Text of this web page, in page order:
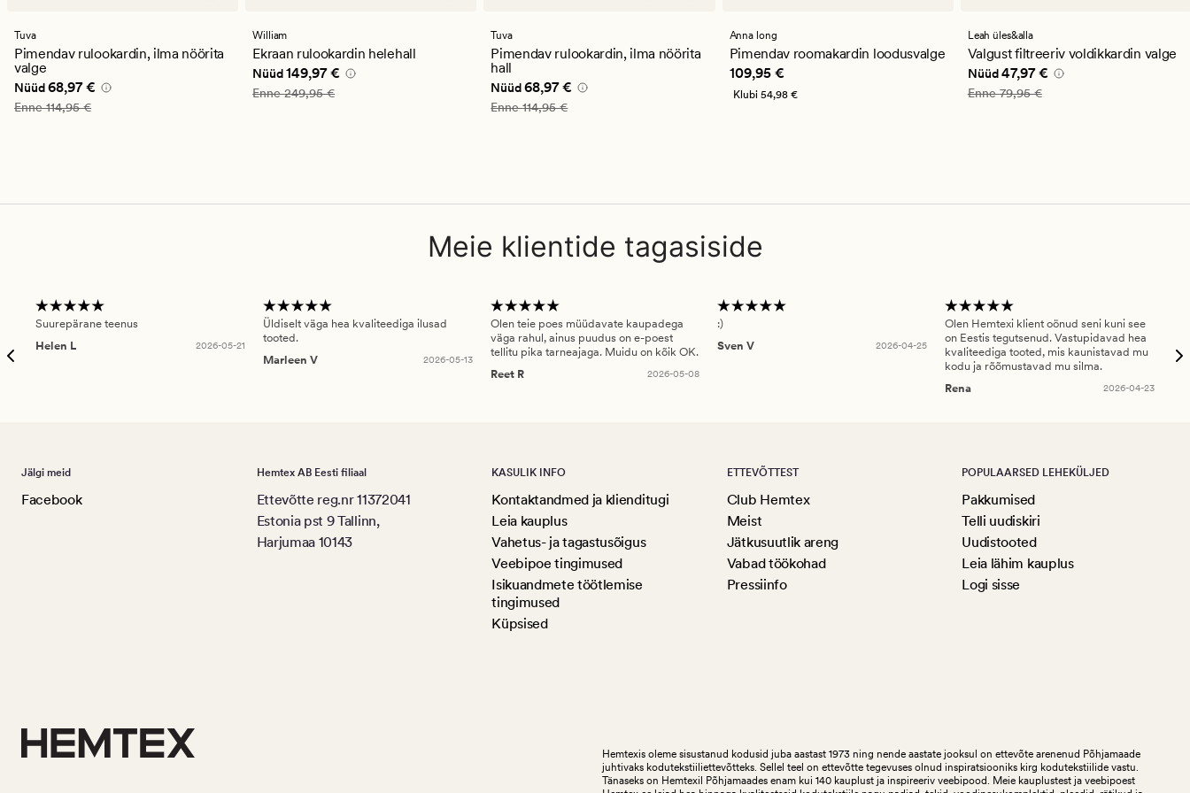
hinnanguga
4
Tuva
Pimendav rulookardin, ilma nöörita
valge
Nåværende pris_ee
Nüüd68,97 €
Vanlig pris_ee
Enne114,95 €
hinnanguga
5
William
Ekraan rulookardin helehall
Nåværende pris_ee
Nüüd149,97 €
Vanlig pris_ee 249,95 €
Enne249,95 €
hinnanguga
4
Tuva
Pimendav rulookardin, ilma nöörita
hall
Nåværende pris_ee
Nüüd 68,97 €
Vanlig pris_ee
Enne114,95 €
hinnanguga
4.5
Anna long
Pimendav roomakardin loodusvalge
Pris_ee 109,95 €
109,95 €
Klubi 54,98 €
hinnanguga
4
Leah üles&alla
Valgust filtreeriv voldikkardin valge
Nåværende pris_ee
Nüüd 47,97 €
Vanlig pris_ee
Enne79,95 €
Meie klientide tagasiside
Suurepärane teenus
Helen L
2026-05-21
Üldiselt väga hea kvaliteediga ilusad
tooted.
Marleen V
2026-05-13
Olen teie poes müüdavate kaupadega
väga rahul, ainus puudus on e-poest
tellitu pika tarneajaga. Muidu on kõik OK.
Reet R
2026-05-08
:)
Sven V
2026-04-25
Olen Hemtexi klient oönud seni kuni see
on Eestis tegutsenud. Vastupidavad hea
kvaliteediga tooted, mis kaunistavad mu
kodu ja rõõmustavad mu silma.
Rena
2026-04-23
Jälgi meid
Facebook
Hemtex AB Eesti filiaal
Ettevõtte reg.nr 11372041
Estonia pst 9 Tallinn,
Harjumaa 10143
KASULIK INFO
Kontaktandmed ja klienditugi
Leia kauplus
Vahetus- ja tagastusõigus
Veebipoe tingimused
Isikuandmete töötlemise
tingimused
Küpsised
ETTEVÕTTEST
Club Hemtex
Meist
Jätkusuutlik areng
Vabad töökohad
Pressiinfo
POPULAARSED LEHEKÜLJED
Pakkumised
Telli uudiskiri
Uudistooted
Leia lähim kauplus
Logi sisse
Hemtexis oleme sisustanud kodusid juba aastast 1973 ning nende aastate jooksul on ettevõte arenenud Põhjamaade
juhtivaks kodutekstiiliettevõtteks. Sellel teel on ettevõtte tegevuses olnud inspiratsiooniks kirg kodutekstiilide vastu.
Tänaseks on Hemtexil Põhjamaades enam kui 140 kauplust ja inspireeriv veebipood. Meie kauplustest ja veebipoest